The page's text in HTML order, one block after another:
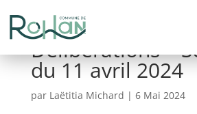
Délibérations –
du 11 avril 2024
par Laëtitia Michard | 6 Mai 2024